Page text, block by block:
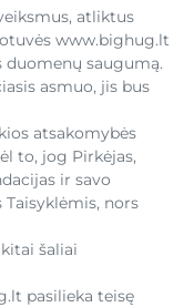
atliktus
www.bighug.lt
duomenų saugumą.
asmuo, jis bus
atsakomybės
to, jog Pirkėjas,
ir savo
nors
šaliai
pasilieka teisę